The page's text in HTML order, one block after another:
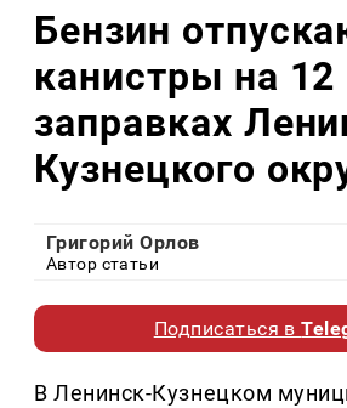
Бензин
канистры на 12
заправках
Кузнецкого
Григорий Орлов
Автор статьи
Подписаться в
В Ленинск-Кузнецком